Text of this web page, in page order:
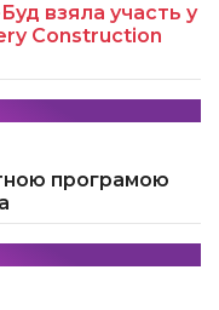
взяла участь у
Construction
програмою